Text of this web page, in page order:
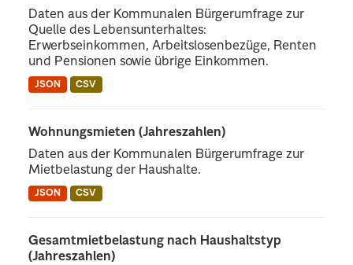
Daten aus der Kommunalen Bürgerumfrage zur
Quelle des Lebensunterhaltes:
Erwerbseinkommen, Arbeitslosenbezüge, Renten
und Pensionen sowie übrige Einkommen.
JSON CSV
Wohnungsmieten (Jahreszahlen)
Daten aus der Kommunalen Bürgerumfrage zur
Mietbelastung der Haushalte.
JSON CSV
Gesamtmietbelastung nach Haushaltstyp
(Jahreszahlen)